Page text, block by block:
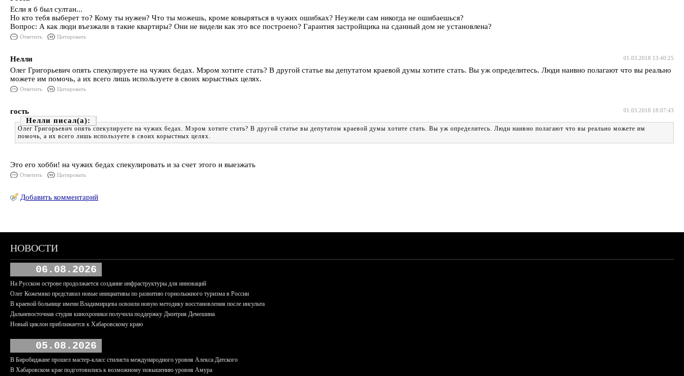
Если я б был султан...
Но кто тебя выберет то? Кому ты нужен? Что ты можешь, кроме ковыряться в чужих ошибках? Неужели сам никогда не ошибаешься?
Вопрос: А как люди въезжали в такие квартиры? Они не видели как это все построено? Гарантия застройщика на сданный дом не установлена?
Ответить Цитировать
01.03.2018 13:40:25
Нелли
Олег Григорьевич опять спекулируете на чужих бедах. Мэром хотите стать? В другой статье вы депутатом краевой думы хотите стать. Вы уж определитесь. Люди наивно полагают что вы реально
можете им помочь, а их всего лишь используете в своих корыстных целях.
Ответить Цитировать
01.03.2018 18:07:43
гость
Нелли
Олег Григорьевич опять спекулируете на чужих бедах. Мэром хотите стать? В другой статье вы депутатом краевой думы хотите стать. Вы уж определитесь. Люди наивно полагают что вы реально можете им
помочь, а их всего лишь используете в своих корыстных целях.
Это его хобби! на чужих бедах спекулировать и за счет этого и выезжать
Ответить Цитировать
Добавить комментарий
НОВОСТИ
06.08.2026
На Русском острове продолжается создание инфраструктуры для инноваций
Олег Кожемяко представил новые инициативы по развитию горнолыжного туризма в России
В краевой больнице имени Владимирцева освоили новую методику восстановления после инсульта
Дальневосточная студия кинохроники получила поддержку Дмитрия Демешина
Новый циклон приближается к Хабаровскому краю
05.08.2026
В Биробиджане прошел мастер-класс стилиста международного уровня Алекса Датского
В Хабаровском крае подготовились к возможному повышению уровня Амура